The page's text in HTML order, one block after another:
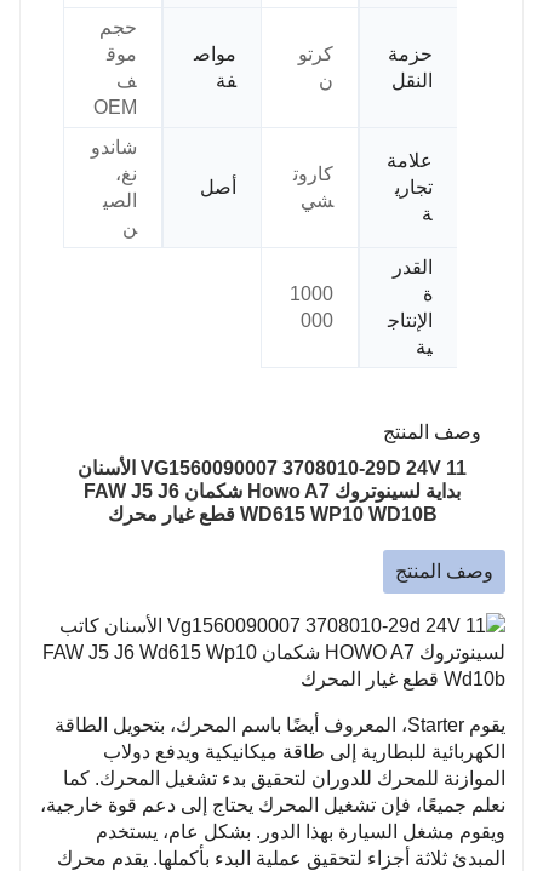
حزمة
النقل
كرتو
ن
مواص
فة
حجم
موق
ف
OEM
علامة
تجاري
ة
كاروت
شي
أصل
شاندو
نغ،
الصي
ن
القدر
ة
الإنتاج
ية
1000
000
وصف المنتج
VG1560090007 3708010-29D 24V 11 الأسنان
بداية لسينوتروك Howo A7 شكمان FAW J5 J6
WD615 WP10 WD10B قطع غيار محرك
وصف المنتج
يقوم Starter، المعروف أيضًا باسم المحرك، بتحويل الطاقة
الكهربائية للبطارية إلى طاقة ميكانيكية ويدفع دولاب
الموازنة للمحرك للدوران لتحقيق بدء تشغيل المحرك. كما
نعلم جميعًا، فإن تشغيل المحرك يحتاج إلى دعم قوة خارجية،
ويقوم مشغل السيارة بهذا الدور. بشكل عام، يستخدم
المبدئ ثلاثة أجزاء لتحقيق عملية البدء بأكملها. يقدم محرك